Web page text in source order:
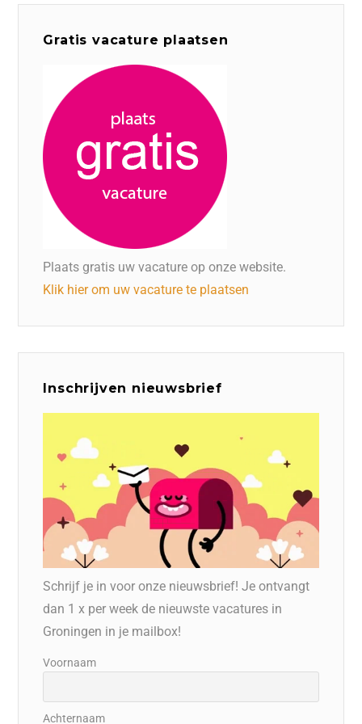
Gratis vacature plaatsen
Plaats gratis uw vacature op onze website.
Klik hier om uw vacature te plaatsen
Inschrijven nieuwsbrief
Schrijf je in voor onze nieuwsbrief! Je ontvangt
dan 1 x per week de nieuwste vacatures in
Groningen in je mailbox!
Voornaam
Achternaam